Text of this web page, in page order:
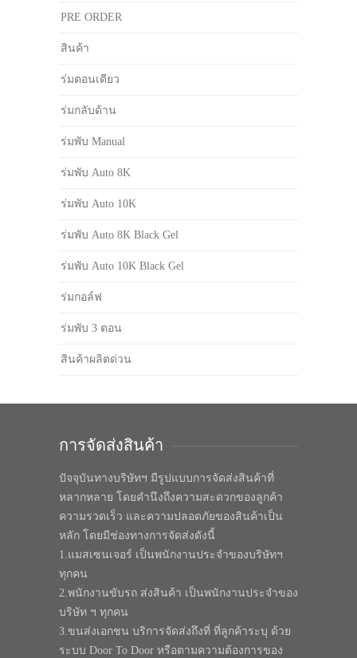
PRE ORDER
สินค้า
ร่มตอนเดียว
ร่มกลับด้าน
ร่มพับ Manual
ร่มพับ Auto 8K
ร่มพับ Auto 10K
ร่มพับ Auto 8K Black Gel
ร่มพับ Auto 10K Black Gel
ร่มกอล์ฟ
ร่มพับ 3 ตอน
สินค้าผลิตด่วน
การจัดส่งสินค้า
ปัจจุบันทางบริษัทฯ มีรูปแบบการจัดส่งสินค้าที่
หลากหลาย โดยคำนึงถึงความสะดวกของลูกค้า
ความรวดเร็ว และความปลอดภัยของสินค้าเป็น
หลัก โดยมีช่องทางการจัดส่งดังนี้
1.แมสเซนเจอร์ เป็นพนักงานประจำของบริษัทฯ
ทุกคน
2.พนักงานขับรถ ส่งสินค้า เป็นพนักงานประจำของ
บริษัท ฯ ทุกคน
3.ขนส่งเอกชน บริการจัดส่งถึงที่ ที่ลูกค้าระบุ ด้วย
ระบบ Door To Door หรือตามความต้องการของ